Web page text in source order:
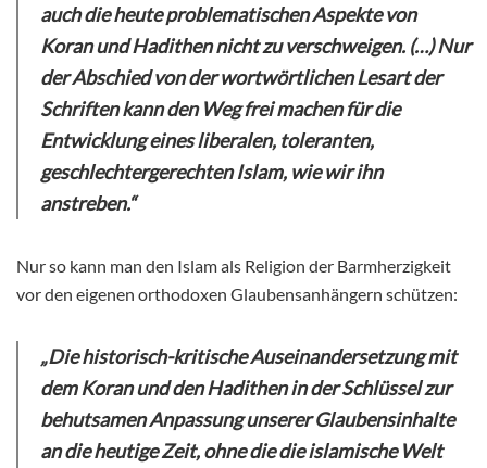
auch die heute problematischen Aspekte von
Koran und Hadithen nicht zu verschweigen. (…) Nur
der Abschied von der wortwörtlichen Lesart der
Schriften kann den Weg frei machen für die
Entwicklung eines liberalen, toleranten,
geschlechtergerechten Islam, wie wir ihn
anstreben.“
Nur so kann man den Islam als Religion der Barmherzigkeit
vor den eigenen orthodoxen Glaubensanhängern schützen:
„Die historisch-kritische Auseinandersetzung mit
dem Koran und den Hadithen in der Schlüssel zur
behutsamen Anpassung unserer Glaubensinhalte
an die heutige Zeit, ohne die die islamische Welt